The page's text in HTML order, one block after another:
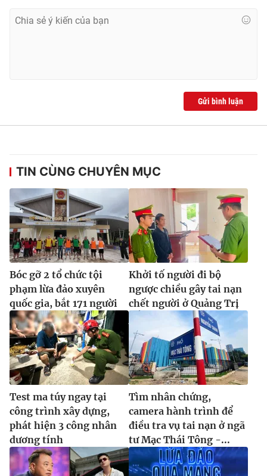
Gửi bình luận
TIN CÙNG CHUYÊN MỤC
Bóc gỡ 2 tổ chức tội
phạm lừa đảo xuyên
quốc gia, bắt 171 người
Khởi tố người đi bộ
ngược chiều gây tai nạn
chết người ở Quảng Trị
Test ma túy ngay tại
công trình xây dựng,
phát hiện 3 công nhân
dương tính
Tìm nhân chứng,
camera hành trình để
điều tra vụ tai nạn ở ngã
tư Mạc Thái Tông -...